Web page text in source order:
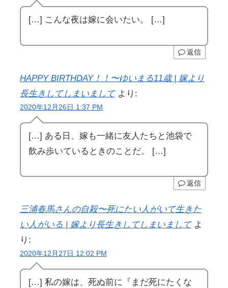
[…] こんな夜は嫁に会いたい。 […]
返信
HAPPY BIRTHDAY！！〜ゆいまる11歳 | 嫁より
長生きしてしまいまして より:
2020年12月26日 1:37 PM
[…] ある日、嫁も一緒に友人たちと池袋で
飲み歩いているときのことだ。 […]
返信
三浦春馬さんの自殺〜死にたい人がいて生きた
い人がいる | 嫁より長生きしてしまいまして よ
り:
2020年12月27日 12:02 PM
[…] 私の嫁は、死ぬ前に『まだ死にたくな